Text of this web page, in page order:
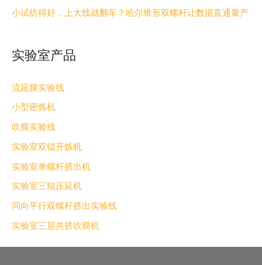
小试纺得好，上大线就翻车？哈尔锥形双螺杆让数据直通量产
实验室产品
流延膜实验线
小型密炼机
吹膜实验线
实验室双辊开炼机
实验室单螺杆挤出机
实验室三辊压延机
同向平行双螺杆挤出实验线
实验室三层共挤吹膜机